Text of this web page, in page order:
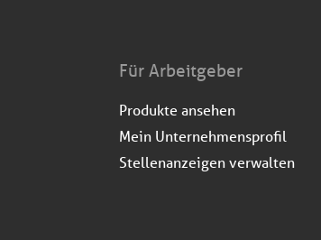
Für Arbeitgeber
Produkte ansehen
Mein Unternehmensprofil
Stellenanzeigen verwalten